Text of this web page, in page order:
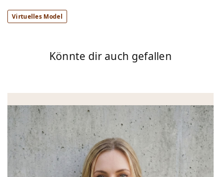
Virtuelles Model
Könnte dir auch gefallen